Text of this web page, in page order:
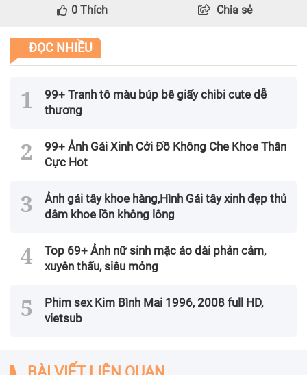
0 Thích Chia sẻ
ĐỌC NHIỀU
99+ Tranh tô màu búp bê giấy chibi cute dễ
thương
99+ Ảnh Gái Xinh Cởi Đồ Không Che Khoe Thân
Cực Hot
Ảnh gái tây khoe hàng,Hình Gái tây xinh đẹp thủ
dâm khoe lồn không lông
Top 69+ Ảnh nữ sinh mặc áo dài phản cảm,
xuyên thấu, siêu mỏng
Phim sex Kim Bình Mai 1996, 2008 full HD,
vietsub